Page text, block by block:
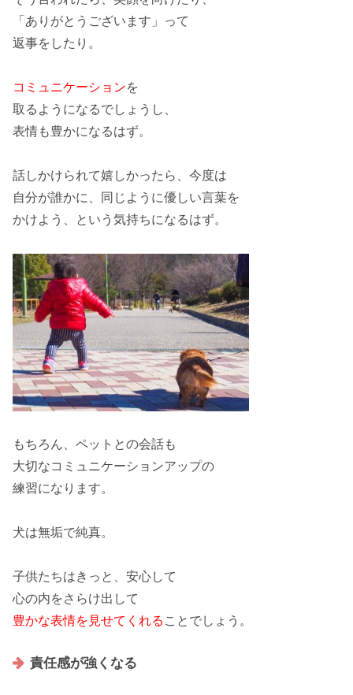
「ありがとうございます」って
返事をしたり。
コミュニケーションを
取るようになるでしょうし、
表情も豊かになるはず。
話しかけられて嬉しかったら、今度は
自分が誰かに
、同じように優しい言葉を
かけよう
、という気持ちになるはず。
もちろん、 ペットとの会話も
大切なコミュニケーションアップの
練習になります。
犬は無垢で純真。
子供たちはきっと、 安心して
心の内をさらけ出して
豊かな表情を見せてくれる ことでしょう。
責任感が強くなる